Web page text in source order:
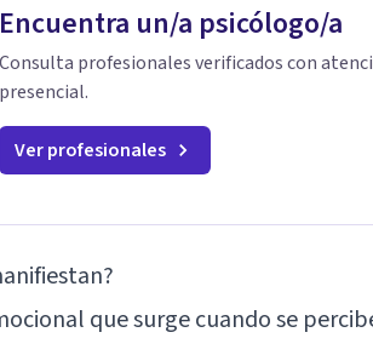
Encuentra un/a psicólogo/a
Consulta profesionales verificados con
presencial.
Ver profesionales
que surge cuando se